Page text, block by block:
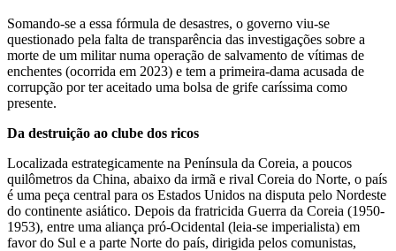
Somando-se a essa fórmula de desastres, o governo viu-se
questionado pela falta de transparência das investigações sobre a
morte de um militar numa operação de salvamento de vítimas de
enchentes (ocorrida em 2023) e tem a primeira-dama acusada de
corrupção por ter aceitado uma bolsa de grife caríssima como
presente.
Da destruição ao clube dos ricos
Localizada estrategicamente na Península da Coreia, a poucos
quilômetros da China, abaixo da irmã e rival Coreia do Norte, o país
é uma peça central para os Estados Unidos na disputa pelo Nordeste
do continente asiático. Depois da fratricida Guerra da Coreia (1950-
1953), entre uma aliança pró-Ocidental (leia-se imperialista) em
favor do Sul e a parte Norte do país, dirigida pelos comunistas,